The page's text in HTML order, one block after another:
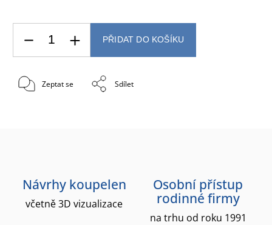
PŘIDAT DO KOŠÍKU
Zeptat se Sdílet
Návrhy koupelen
včetně 3D vizualizace
Osobní přístup
rodinné firmy
na trhu od roku 1991